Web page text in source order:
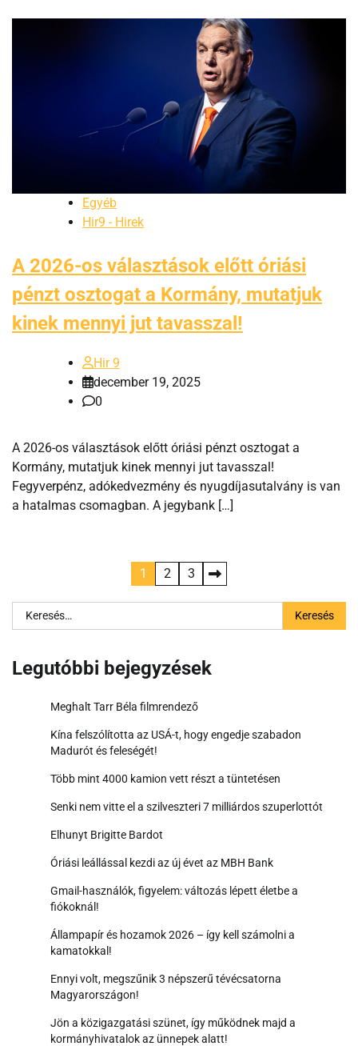
Egyéb
Hir9 - Hirek
A 2026-os választások előtt óriási
pénzt osztogat a Kormány, mutatjuk
kinek mennyi jut tavasszal!
Hir 9
december 19, 2025
0
A 2026-os választások előtt óriási pénzt osztogat a
Kormány, mutatjuk kinek mennyi jut tavasszal!
Fegyverpénz, adókedvezmény és nyugdíjasutalvány is van
a hatalmas csomagban. A jegybank […]
lapozása
1 2 3
Keresés:
Legutóbbi bejegyzések
Meghalt Tarr Béla filmrendező
Kína felszólította az USÁ-t, hogy engedje szabadon
Madurót és feleségét!
Több mint 4000 kamion vett részt a tüntetésen
Senki nem vitte el a szilveszteri 7 milliárdos szuperlottót
Elhunyt Brigitte Bardot
Óriási leállással kezdi az új évet az MBH Bank
Gmail-használók, figyelem: változás lépett életbe a
fiókoknál!
Állampapír és hozamok 2026 – így kell számolni a
kamatokkal!
Ennyi volt, megszűnik 3 népszerű tévécsatorna
Magyarországon!
Jön a közigazgatási szünet, így működnek majd a
kormányhivatalok az ünnepek alatt!